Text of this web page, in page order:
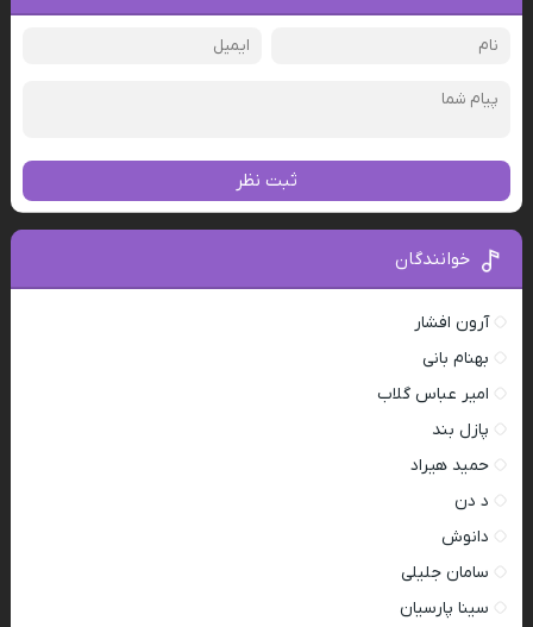
ثبت نظر
خوانندگان
آرون افشار
بهنام بانی
امیر عباس گلاب
پازل بند
حمید هیراد
د دن
دانوش
سامان جلیلی
سینا پارسیان